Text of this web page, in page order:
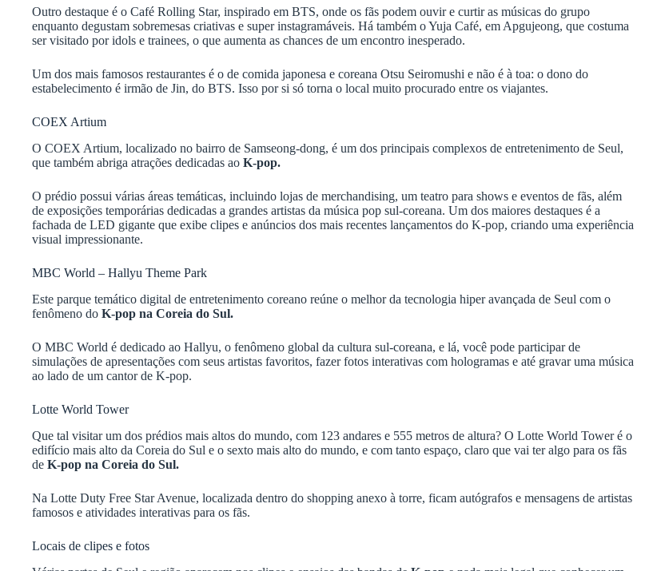
Outro destaque é o Café Rolling Star, inspirado em BTS, onde os fãs podem ouvir e curtir as músicas do grupo
enquanto degustam sobremesas criativas e super instagramáveis. Há também o Yuja Café, em Apgujeong, que costuma
ser visitado por idols e trainees, o que aumenta as chances de um encontro inesperado.
Um dos mais famosos restaurantes é o de comida japonesa e coreana Otsu Seiromushi e não é à toa: o dono do
estabelecimento é irmão de Jin, do BTS. Isso por si só torna o local muito procurado entre os viajantes.
COEX Artium
O COEX Artium, localizado no bairro de Samseong-dong, é um dos principais complexos de entretenimento de Seul,
que também abriga atrações dedicadas ao K-pop.
O prédio possui várias áreas temáticas, incluindo lojas de merchandising, um teatro para shows e eventos de fãs, além
de exposições temporárias dedicadas a grandes artistas da música pop sul-coreana. Um dos maiores destaques é a
fachada de LED gigante que exibe clipes e anúncios dos mais recentes lançamentos do K-pop, criando uma experiência
visual impressionante.
MBC World – Hallyu Theme Park
Este parque temático digital de entretenimento coreano reúne o melhor da tecnologia hiper avançada de Seul com o
fenômeno do K-pop na Coreia do Sul.
O MBC World é dedicado ao Hallyu, o fenômeno global da cultura sul-coreana, e lá, você pode participar de
simulações de apresentações com seus artistas favoritos, fazer fotos interativas com hologramas e até gravar uma música
ao lado de um cantor de K-pop.
Lotte World Tower
Que tal visitar um dos prédios mais altos do mundo, com 123 andares e 555 metros de altura? O Lotte World Tower é o
edifício mais alto da Coreia do Sul e o sexto mais alto do mundo, e com tanto espaço, claro que vai ter algo para os fãs
de K-pop na Coreia do Sul.
Na Lotte Duty Free Star Avenue, localizada dentro do shopping anexo à torre, ficam autógrafos e mensagens de artistas
famosos e atividades interativas para os fãs.
Locais de clipes e fotos